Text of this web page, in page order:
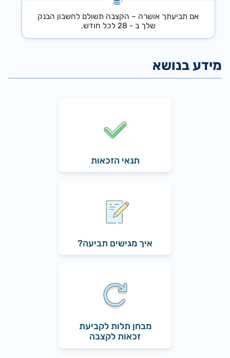
אם תביעתך אושרה – הקצבה תשולם לחשבון הבנק
שלך ב - 28 לכל חודש.
תנאי הזכאות
איך מגישים תביעה?
מבחן תלות לקביעת
זכאות לקצבה